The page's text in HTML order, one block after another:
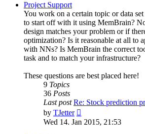
Project Support
You work on a certain topic or data
to start off with it using MemBrain?
design matches your problem or if
optimization? Is it reasonable at all to
with NNs? Is MemBrain the correct
task and to match your infrastructure?
These questions are best placed here!
9 Topics
36 Posts
Last post Re: Stock prediction
by TJetter
the
Wed 14. Jan 2015, 21:53